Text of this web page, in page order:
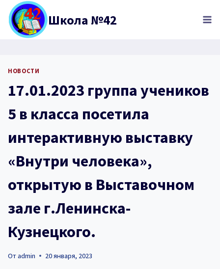
Перейти
содержимому
Школа №42
НОВОСТИ
17.01.2023 группа учеников
5 в класса посетила
интерактивную выставку
«Внутри человека»,
открытую в Выставочном
зале г.Ленинска-
Кузнецкого.
Отadmin 20 января, 2023